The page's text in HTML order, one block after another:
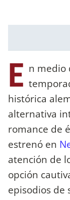
E n medio
histórica
alternativa
romance de
estrenó en
atención de
opción
episodios de